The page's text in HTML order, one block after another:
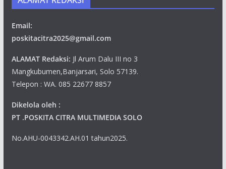
Email:
poskitacitra2025@gmail.com
ALAMAT Redaksi: Jl Arum Dalu III no 3
Mangkubumen,Banjarsari, Solo 57139.
Telepon : WA. 085 22677 8857
Dikelola oleh :
PT .POSKITA CITRA MULTIMEDIA SOLO
No.AHU-0043342.AH.01 tahun2025.